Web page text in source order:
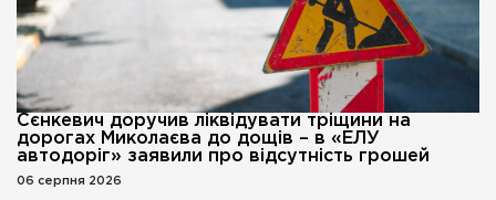
Сєнкевич доручив ліквідувати тріщини на
дорогах Миколаєва до дощів – в «ЕЛУ
автодоріг» заявили про відсутність грошей
06 серпня 2026